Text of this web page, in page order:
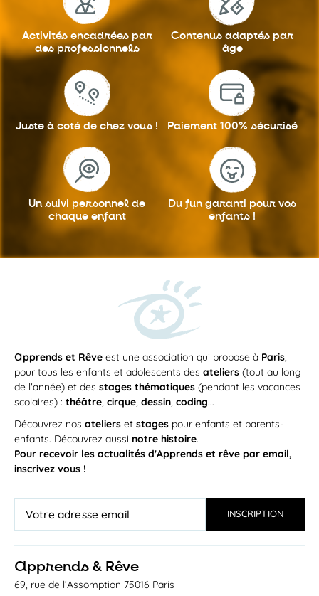
Activités encadrées par
des professionnels
Contenus adaptés par
âge
Juste à coté de chez vous ! Paiement 100% sécurisé
Un suivi personnel de
chaque enfant
Du fun garanti pour vos
enfants !
apprends et Rêve est une association qui propose à Paris,
pour tous les enfants et adolescents des ateliers (tout au long
de l'année) et des stages thématiques (pendant les vacances
scolaires) : théâtre, cirque, dessin, coding...
Découvrez nos ateliers et stages pour enfants et parents-
enfants. Découvrez aussi notre histoire.
Pour recevoir les actualités d'Apprends et rêve par email,
inscrivez vous !
apprends & Rêve
69, rue de l’Assomption 75016 Paris